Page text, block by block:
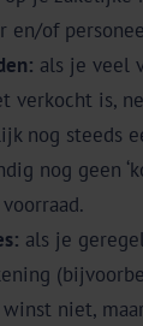
en/of
als je veel
verkocht is,
nog steeds
nog geen
als je
niet,